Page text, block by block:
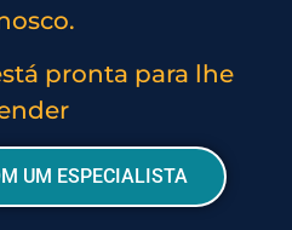
pronta para lhe
UM ESPECIALISTA